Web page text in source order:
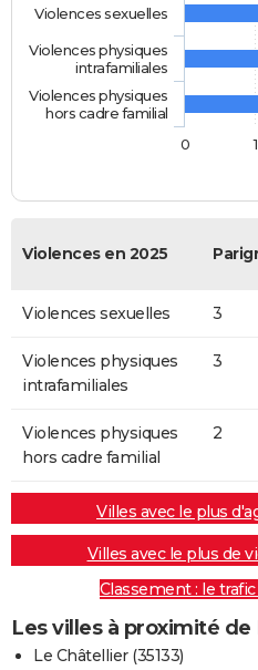
Violences sexuelles
Violences physiques
intrafamiliales
Violences physiques
hors cadre familial
0
1
Violences en 2025
Violences sexuelles 3
Violences physiques
intrafamiliales
3
Violences physiques
hors cadre familial
2
Villes avec le plus
Villes avec le plus de
Classement : le
Les villes à proximité de
Le Châtellier (35133)